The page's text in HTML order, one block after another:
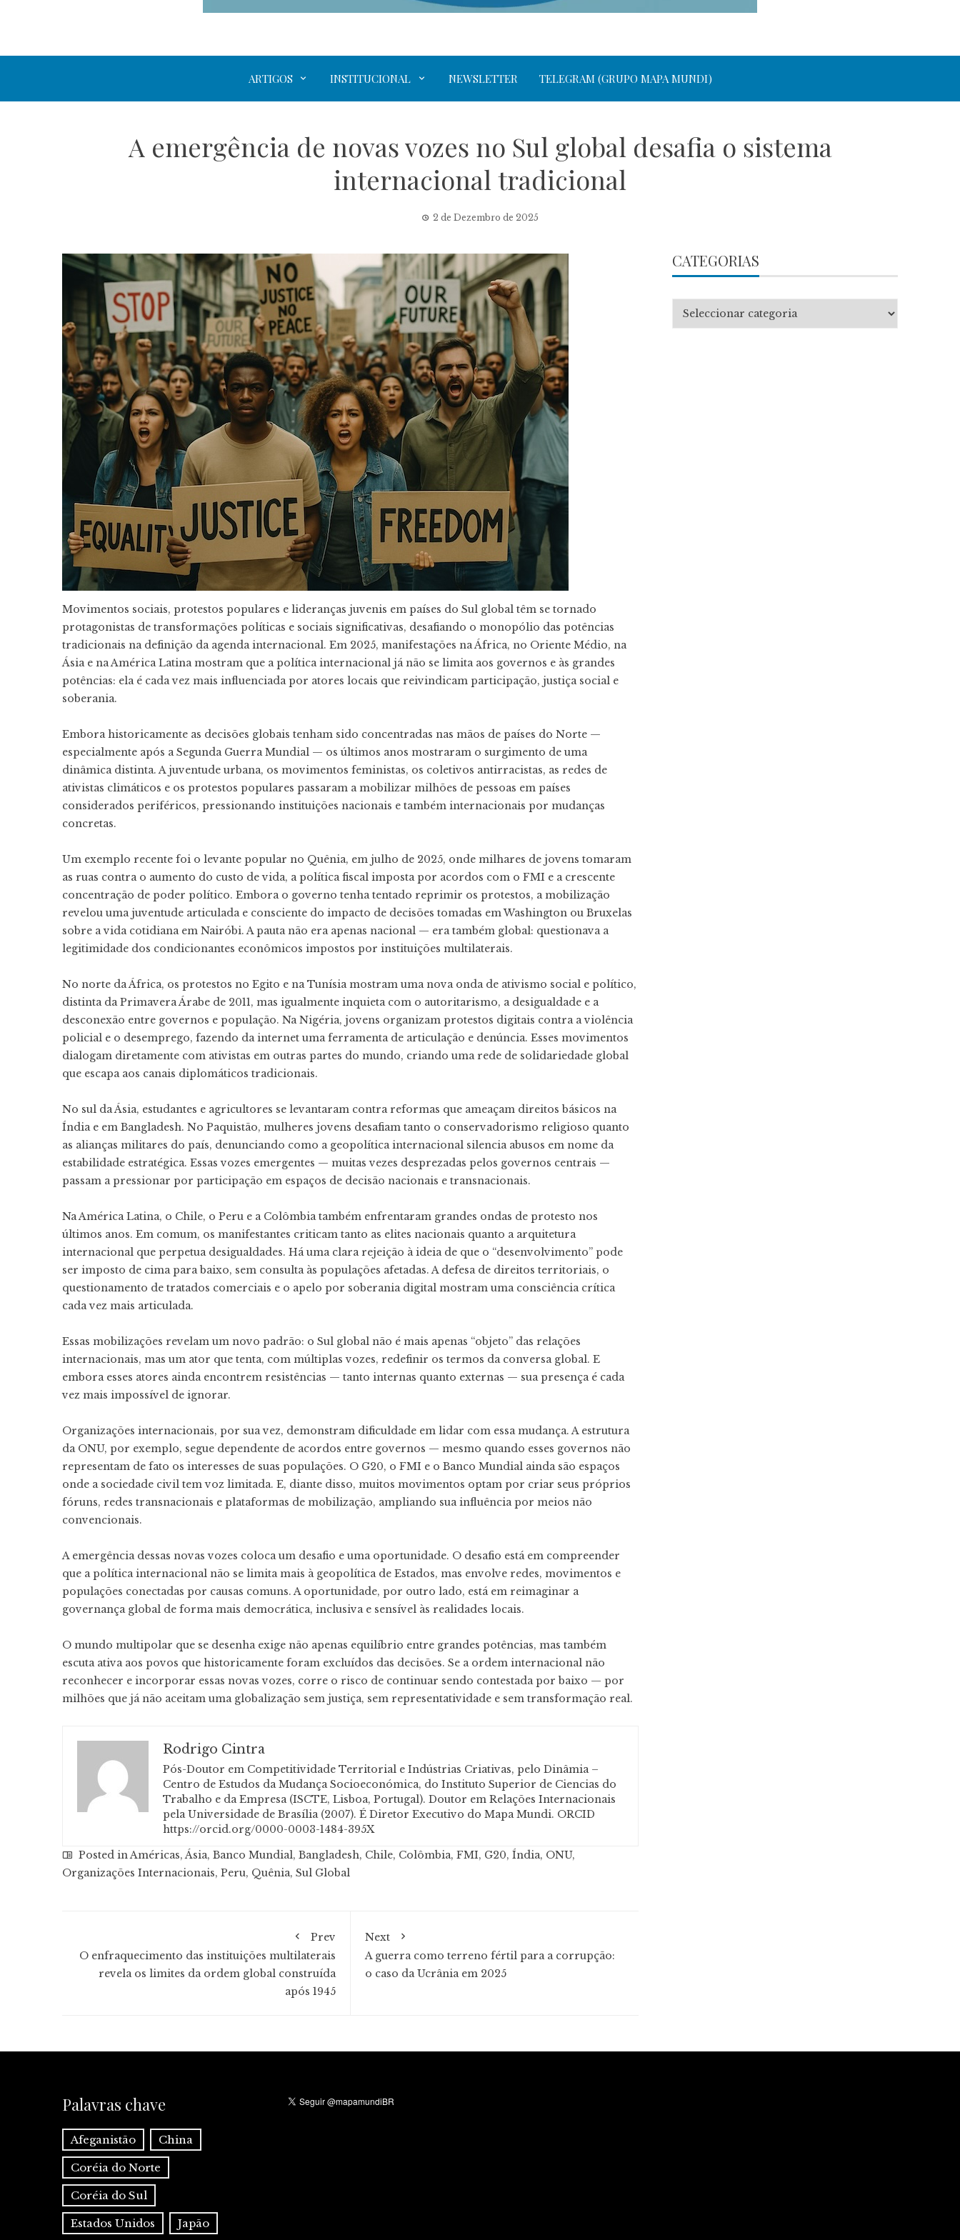
ARTIGOS INSTITUCIONAL NEWSLETTER TELEGRAM (GRUPO MAPA MUNDI)
A emergência de novas vozes no Sul global desafia o sistema
internacional tradicional
2 de Dezembro de 2025
Movimentos sociais, protestos populares e lideranças juvenis em países do Sul global têm se tornado
protagonistas de transformações políticas e sociais significativas, desafiando o monopólio das potências
tradicionais na definição da agenda internacional. Em 2025, manifestações na África, no Oriente Médio, na
Ásia e na América Latina mostram que a política internacional já não se limita aos governos e às grandes
potências: ela é cada vez mais influenciada por atores locais que reivindicam participação, justiça social e
soberania.
Embora historicamente as decisões globais tenham sido concentradas nas mãos de países do Norte —
especialmente após a Segunda Guerra Mundial — os últimos anos mostraram o surgimento de uma
dinâmica distinta. A juventude urbana, os movimentos feministas, os coletivos antirracistas, as redes de
ativistas climáticos e os protestos populares passaram a mobilizar milhões de pessoas em países
considerados periféricos, pressionando instituições nacionais e também internacionais por mudanças
concretas.
Um exemplo recente foi o levante popular no Quênia, em julho de 2025, onde milhares de jovens tomaram
as ruas contra o aumento do custo de vida, a política fiscal imposta por acordos com o FMI e a crescente
concentração de poder político. Embora o governo tenha tentado reprimir os protestos, a mobilização
revelou uma juventude articulada e consciente do impacto de decisões tomadas em Washington ou Bruxelas
sobre a vida cotidiana em Nairóbi. A pauta não era apenas nacional — era também global: questionava a
legitimidade dos condicionantes econômicos impostos por instituições multilaterais.
No norte da África, os protestos no Egito e na Tunísia mostram uma nova onda de ativismo social e político,
distinta da Primavera Árabe de 2011, mas igualmente inquieta com o autoritarismo, a desigualdade e a
desconexão entre governos e população. Na Nigéria, jovens organizam protestos digitais contra a violência
policial e o desemprego, fazendo da internet uma ferramenta de articulação e denúncia. Esses movimentos
dialogam diretamente com ativistas em outras partes do mundo, criando uma rede de solidariedade global
que escapa aos canais diplomáticos tradicionais.
No sul da Ásia, estudantes e agricultores se levantaram contra reformas que ameaçam direitos básicos na
Índia e em Bangladesh. No Paquistão, mulheres jovens desafiam tanto o conservadorismo religioso quanto
as alianças militares do país, denunciando como a geopolítica internacional silencia abusos em nome da
estabilidade estratégica. Essas vozes emergentes — muitas vezes desprezadas pelos governos centrais —
passam a pressionar por participação em espaços de decisão nacionais e transnacionais.
Na América Latina, o Chile, o Peru e a Colômbia também enfrentaram grandes ondas de protesto nos
últimos anos. Em comum, os manifestantes criticam tanto as elites nacionais quanto a arquitetura
internacional que perpetua desigualdades. Há uma clara rejeição à ideia de que o “desenvolvimento” pode
ser imposto de cima para baixo, sem consulta às populações afetadas. A defesa de direitos territoriais, o
questionamento de tratados comerciais e o apelo por soberania digital mostram uma consciência crítica
cada vez mais articulada.
Essas mobilizações revelam um novo padrão: o Sul global não é mais apenas “objeto” das relações
internacionais, mas um ator que tenta, com múltiplas vozes, redefinir os termos da conversa global. E
embora esses atores ainda encontrem resistências — tanto internas quanto externas — sua presença é cada
vez mais impossível de ignorar.
Organizações internacionais, por sua vez, demonstram dificuldade em lidar com essa mudança. A estrutura
da ONU, por exemplo, segue dependente de acordos entre governos — mesmo quando esses governos não
representam de fato os interesses de suas populações. O G20, o FMI e o Banco Mundial ainda são espaços
onde a sociedade civil tem voz limitada. E, diante disso, muitos movimentos optam por criar seus próprios
fóruns, redes transnacionais e plataformas de mobilização, ampliando sua influência por meios não
convencionais.
A emergência dessas novas vozes coloca um desafio e uma oportunidade. O desafio está em compreender
que a política internacional não se limita mais à geopolítica de Estados, mas envolve redes, movimentos e
populações conectadas por causas comuns. A oportunidade, por outro lado, está em reimaginar a
governança global de forma mais democrática, inclusiva e sensível às realidades locais.
O mundo multipolar que se desenha exige não apenas equilíbrio entre grandes potências, mas também
escuta ativa aos povos que historicamente foram excluídos das decisões. Se a ordem internacional não
reconhecer e incorporar essas novas vozes, corre o risco de continuar sendo contestada por baixo — por
milhões que já não aceitam uma globalização sem justiça, sem representatividade e sem transformação real.
Rodrigo Cintra
Pós-Doutor em Competitividade Territorial e Indústrias Criativas, pelo Dinâmia –
Centro de Estudos da Mudança Socioeconómica, do Instituto Superior de Ciencias do
Trabalho e da Empresa (ISCTE, Lisboa, Portugal). Doutor em Relações Internacionais
pela Universidade de Brasília (2007). É Diretor Executivo do Mapa Mundi. ORCID
https://orcid.org/0000-0003-1484-395X
Posted inAméricas,Ásia, Banco Mundial, Bangladesh, Chile, Colômbia, FMI, G20, Índia, ONU,
Organizações Internacionais, Peru, Quênia, Sul Global
Prev
O enfraquecimento das instituições multilaterais
revela os limites da ordem global construída
após 1945
Next
A guerra como terreno fértil para a corrupção:
o caso da Ucrânia em 2025
CATEGORIAS
Categorias
Palavras chave
Afeganistão China
Coréia do Norte
Coréia do Sul
Estados Unidos Japão